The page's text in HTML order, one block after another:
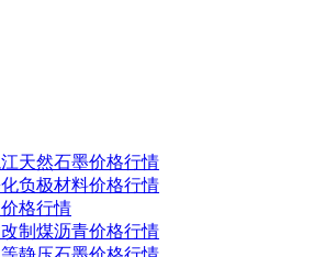
天然石墨价格行情
负极材料价格行情
格行情
制煤沥青价格行情